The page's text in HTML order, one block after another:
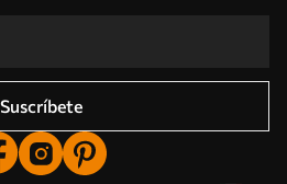
Suscríbete